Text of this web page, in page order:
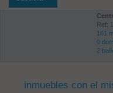
Ref:
161
0
2
inmuebles con el